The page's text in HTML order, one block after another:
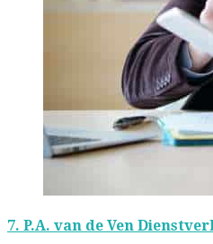
7. P.A. van de Ven